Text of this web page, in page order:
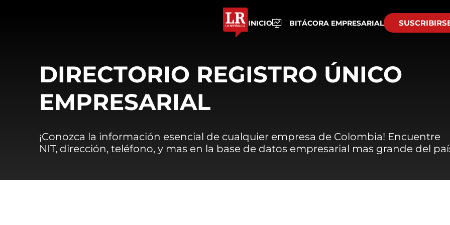
INICIO BITÁCORA EMPRESARIAL
DIRECTORIO REGISTRO ÚNICO
EMPRESARIAL
¡Conozca la información esencial de cualquier empresa de Colombia! Encuentre
NIT, dirección, teléfono, y mas en la base de datos empresarial mas grande del